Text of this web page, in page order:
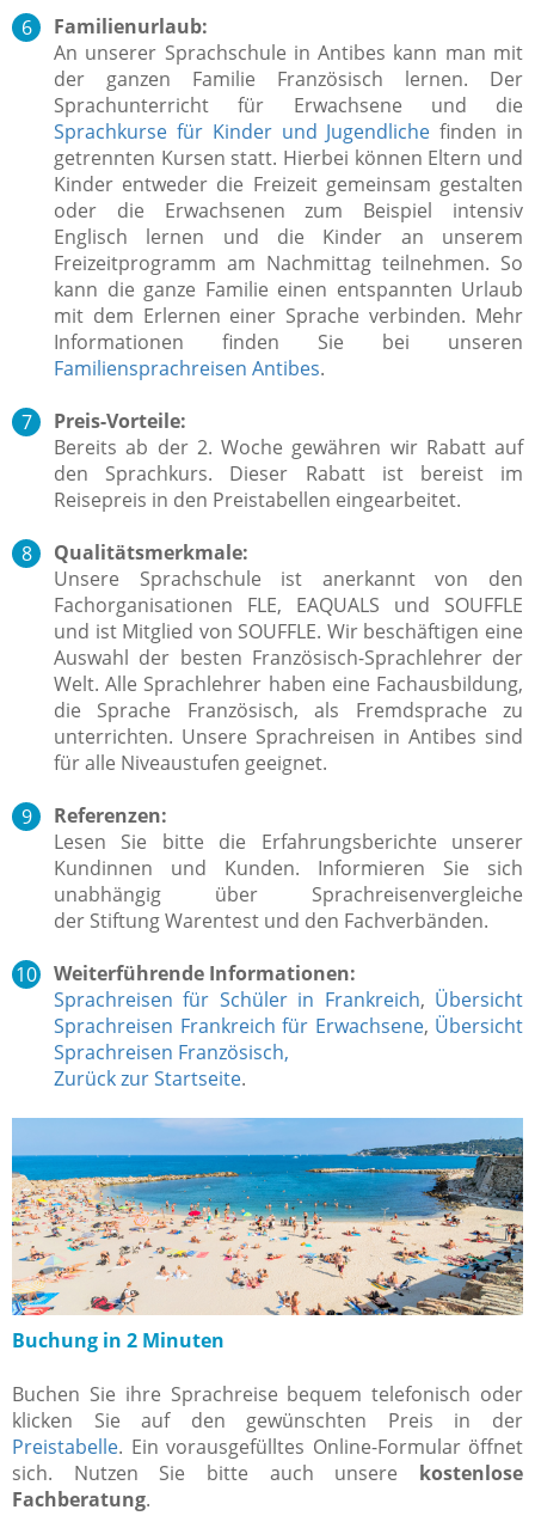
Familienurlaub:
An unserer Sprachschule in Antibes kann man mit
der ganzen Familie Französisch lernen. Der
Sprachunterricht für Erwachsene und die
Sprachkurse für Kinder und Jugendliche finden in
getrennten Kursen statt. Hierbei können Eltern und
Kinder entweder die Freizeit gemeinsam gestalten
oder die Erwachsenen zum Beispiel intensiv
Englisch lernen und die Kinder an unserem
Freizeitprogramm am Nachmittag teilnehmen. So
kann die ganze Familie einen entspannten Urlaub
mit dem Erlernen einer Sprache verbinden. Mehr
Informationen finden Sie bei unseren
Familiensprachreisen Antibes.
Preis-Vorteile:
Bereits ab der 2. Woche gewähren wir Rabatt auf
den Sprachkurs. Dieser Rabatt ist bereist im
Reisepreis in den Preistabellen eingearbeitet.
Qualitätsmerkmale:
Unsere Sprachschule ist anerkannt von den
Fachorganisationen FLE, EAQUALS und SOUFFLE
und ist Mitglied von SOUFFLE. Wir beschäftigen eine
Auswahl der besten Französisch-Sprachlehrer der
Welt.Alle Sprachlehrer haben eine Fachausbildung,
die Sprache Französisch, als Fremdsprache zu
unterrichten. Unsere Sprachreisen in Antibes sind
für alle Niveaustufen geeignet.
Referenzen:
Lesen Sie bitte die Erfahrungsberichte unserer
Kundinnen und Kunden. Informieren Sie sich
unabhängig über Sprachreisenvergleiche
der Stiftung Warentest und den Fachverbänden.
Weiterführende Informationen:
Sprachreisen für Schüler in Frankreich, Übersicht
Sprachreisen Frankreich für Erwachsene, Übersicht
Sprachreisen Französisch,
Zurück zur Startseite.
Buchung in 2 Minuten
Buchen Sie ihre Sprachreise bequem telefonisch oder
klicken Sie auf den gewünschten Preis in der
Preistabelle. Ein vorausgefülltes Online-Formular öffnet
sich. Nutzen Sie bitte auch unsere kostenlose
Fachberatung.